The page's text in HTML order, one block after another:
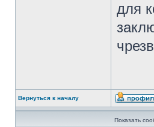
для
Вернуться к началу
Показать